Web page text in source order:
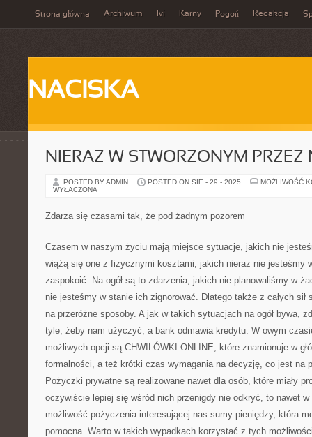
Strona główna Archiwum Ivi Karny Pogoń Redakcja
NACISKA
NIERAZ W STWORZONYM PRZEZ
POSTED BY ADMIN POSTED ON SIE - 29 - 2025
MOŻLIWOŚĆ
WYŁĄCZONA
Zdarza się czasami tak, że pod żadnym pozorem
Czasem w naszym życiu mają miejsce sytuacje, jakich nie
wiążą się one z fizycznymi kosztami, jakich nieraz nie jesteśmy
zaspokoić. Na ogół są to zdarzenia, jakich nie planowaliśmy w
nie jesteśmy w stanie ich zignorować. Dlatego także z całych
na przeróżne sposoby. A jak w takich sytuacjach na ogół bywa,
tyle, żeby nam użyczyć, a bank odmawia kredytu. W owym
możliwych opcji są CHWILÓWKI ONLINE, które znamionuje w
formalności, a też krótki czas wymagania na decyzję, co jest na
Pożyczki prywatne są realizowane nawet dla osób, które miały
oczywiście lepiej się wśród nich przenigdy nie odkryć, to nawet
możliwość pożyczenia interesującej nas sumy pieniędzy, która
pomocna. Warto w takich wypadkach korzystać z tych